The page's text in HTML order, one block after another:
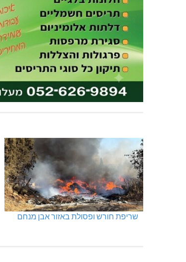
שריפת חורש ופסולת באזור אבן מנחם